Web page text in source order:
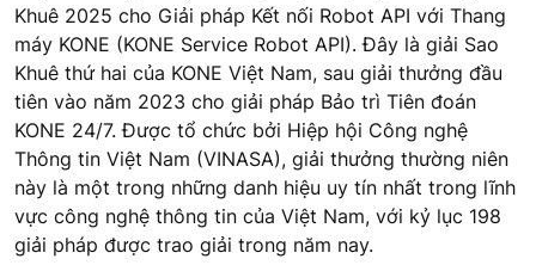
Khuê 2025 cho Giải pháp Kết nối Robot API với Thang
máy KONE (KONE Service Robot API). Đây là giải Sao
Khuê thứ hai của KONE Việt Nam, sau giải thưởng đầu
tiên vào năm 2023 cho giải pháp Bảo trì Tiên đoán
KONE 24/7. Được tổ chức bởi Hiệp hội Công nghệ
Thông tin Việt Nam (VINASA), giải thưởng thường niên
này là một trong những danh hiệu uy tín nhất trong lĩnh
vực công nghệ thông tin của Việt Nam, với kỷ lục 198
giải pháp được trao giải trong năm nay.